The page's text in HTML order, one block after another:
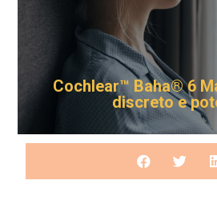
Cochlear™ Baha® 6
discreto e